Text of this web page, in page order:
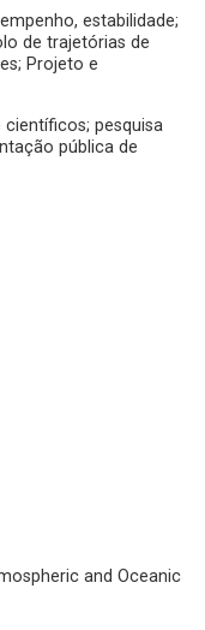
estabilidade;
de trajetórias de
Projeto e
científicos; pesquisa
pública de
and Oceanic